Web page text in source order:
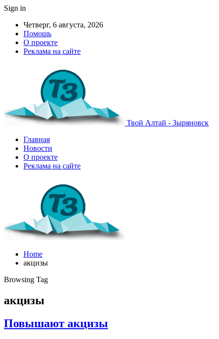
Sign in
Четверг, 6 августа, 2026
Помощь
О проекте
Реклама на сайте
Твой Алтай - Зыряновск
Главная
Новости
О проекте
Реклама на сайте
Home
акцизы
Browsing Tag
акцизы
Повышают акцизы